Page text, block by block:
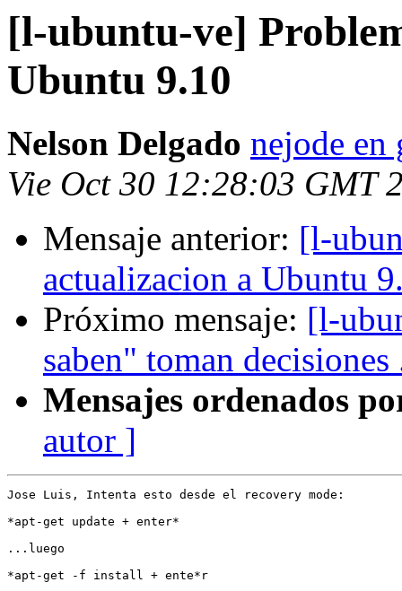
[l-ubuntu-ve]
Ubuntu 9.10
Nelson Delgado nejode en
Vie Oct 30 12:28:03 GMT
Mensaje anterior: [l-
actualizacion a Ubuntu
Próximo mensaje: [l-
saben" toman decisiones
Mensajes ordenados
autor ]
Jose Luis, Intenta esto desde el recovery mode:
*apt-get update + enter*
...luego
*apt-get -f install + ente*r